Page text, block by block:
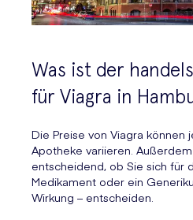
Was ist der
für Viagra in
Die Preise von Viagra können
Apotheke variieren.
entscheidend, ob Sie sich für
Medikament oder ein
Wirkung – entscheiden.